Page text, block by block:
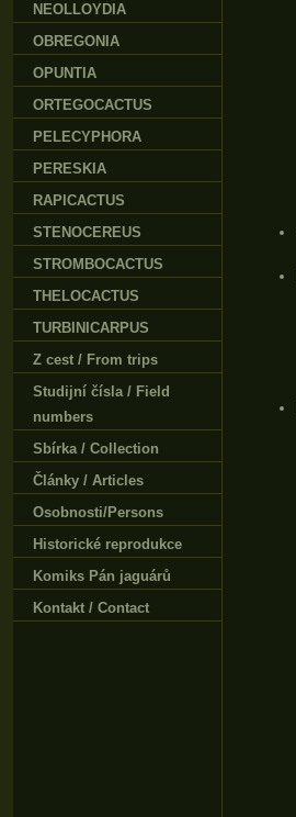
NEOLLOYDIA
OBREGONIA
OPUNTIA
ORTEGOCACTUS
PELECYPHORA
PERESKIA
RAPICACTUS
STENOCEREUS
STROMBOCACTUS
THELOCACTUS
TURBINICARPUS
Z cest / From trips
Studijní čísla / Field
numbers
Sbírka / Collection
Články / Articles
Osobnosti/Persons
Historické reprodukce
Komiks Pán jaguárů
Kontakt / Contact